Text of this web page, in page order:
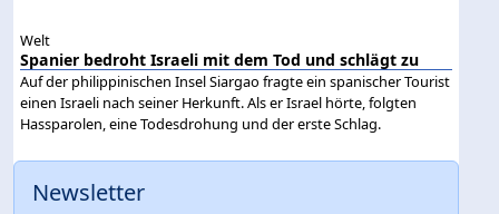
Welt
Spanier bedroht Israeli mit dem Tod und schlägt zu
Auf der philippinischen Insel Siargao fragte ein spanischer Tourist
einen Israeli nach seiner Herkunft. Als er Israel hörte, folgten
Hassparolen, eine Todesdrohung und der erste Schlag.
Newsletter